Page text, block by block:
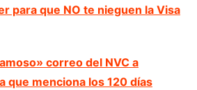
para que NO te nieguen la Visa
correo del NVC a
que menciona los 120 días